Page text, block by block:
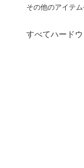
その他のアイテ